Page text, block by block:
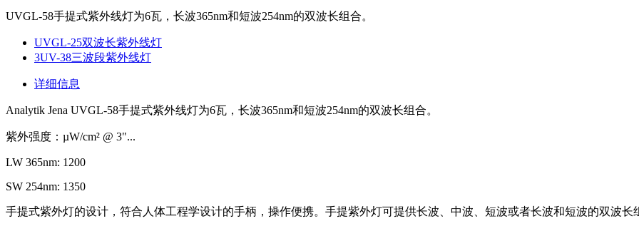
UVGL-58手提式紫外线灯为6瓦，长波365nm和短波254nm的双波长组合。
UVGL-25双波长紫外线灯
3UV-38三波段紫外线灯
详细信息
Analytik Jena UVGL-58手提式紫外线灯为6瓦，长波365nm和短波254nm的双波长组合。
紫外强度：µW/cm² @ 3"...
LW 365nm: 1200
SW 254nm: 1350
手提式紫外灯的设计，符合人体工程学设计的手柄，操作便携。手提紫外灯可提供长波、中波、短波或者长波和短波的双波长